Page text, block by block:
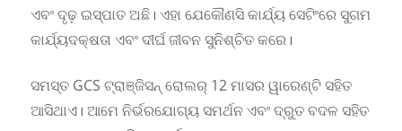
ଏବଂ ଦୃଢ଼ ଇସ୍ପାତ ଅଛି। ଏହା ଯେକୌଣସି କାର୍ଯ୍ୟ ସେଟିଂରେ ସୁଗମ
କାର୍ଯ୍ୟଦକ୍ଷତା ଏବଂ ଦୀର୍ଘ ଜୀବନ ସୁନିଶ୍ଚିତ କରେ।
ସମସ୍ତ GCS ଟ୍ରାଞ୍ଜିସନ୍ ରୋଲର୍ 12 ମାସର ୱାରେଣ୍ଟି ସହିତ
ଆସିଥାଏ। ଆମେ ନିର୍ଭରଯୋଗ୍ୟ ସମର୍ଥନ ଏବଂ ଦ୍ରୁତ ବଦଳ ସହିତ